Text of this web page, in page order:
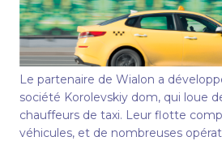
Le partenaire de Wialon a
société Korolevskiy dom, qui loue
chauffeurs de taxi. Leur flotte
véhicules, et de nombreuses